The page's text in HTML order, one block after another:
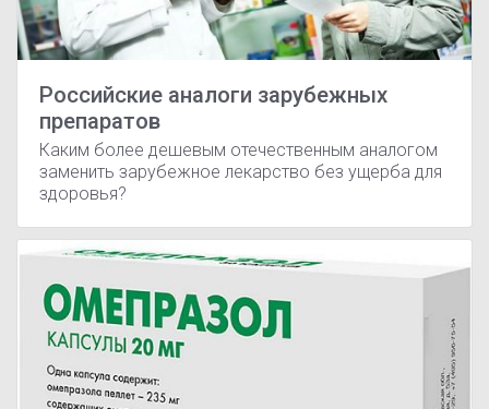
Российские аналоги зарубежных
препаратов
Каким более дешевым отечественным аналогом
заменить зарубежное лекарство без ущерба для
здоровья?